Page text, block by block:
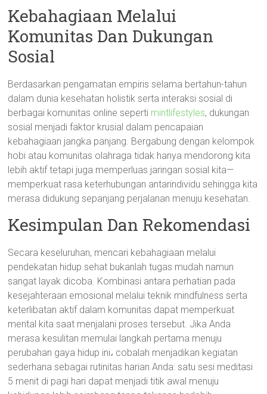
Kebahagiaan Melalui
Komunitas Dan Dukungan
Sosial
Berdasarkan pengamatan empiris selama bertahun-tahun
dalam dunia kesehatan holistik serta interaksi sosial di
berbagai komunitas online seperti mintlifestyles, dukungan
sosial menjadi faktor krusial dalam pencapaian
kebahagiaan jangka panjang. Bergabung dengan kelompok
hobi atau komunitas olahraga tidak hanya mendorong kita
lebih aktif tetapi juga memperluas jaringan sosial kita—
memperkuat rasa keterhubungan antarindividu sehingga kita
merasa didukung sepanjang perjalanan menuju kesehatan.
Kesimpulan Dan Rekomendasi
Secara keseluruhan, mencari kebahagiaan melalui
pendekatan hidup sehat bukanlah tugas mudah namun
sangat layak dicoba. Kombinasi antara perhatian pada
kesejahteraan emosional melalui teknik mindfulness serta
keterlibatan aktif dalam komunitas dapat memperkuat
mental kita saat menjalani proses tersebut. Jika Anda
merasa kesulitan memulai langkah pertama menuju
perubahan gaya hidup ini، cobalah menjadikan kegiatan
sederhana sebagai rutinitas harian Anda: satu sesi meditasi
5 menit di pagi hari dapat menjadi titik awal menuju